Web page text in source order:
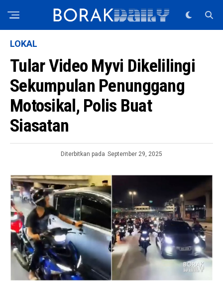
LOKAL
Tular Video Myvi Dikelilingi
Sekumpulan Penunggang
Motosikal, Polis Buat
Siasatan
Diterbitkan pada September 29, 2025